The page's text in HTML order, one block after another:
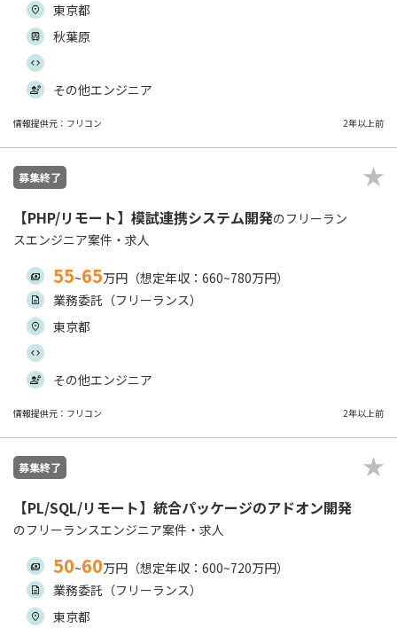
東京都
秋葉原
その他エンジニア
情報提供元：フリコン 2年以上前
募集終了
【PHP/リモート】模試連携システム開発のフリーラン
スエンジニア案件・求人
55~65万円（想定年収：660~780万円）
業務委託（フリーランス）
東京都
その他エンジニア
情報提供元：フリコン 2年以上前
募集終了
【PL/SQL/リモート】統合パッケージのアドオン開発
のフリーランスエンジニア案件・求人
50~60万円（想定年収：600~720万円）
業務委託（フリーランス）
東京都